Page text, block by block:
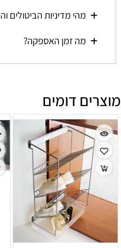
מהי מדיניות הביטולים
מה זמן האספקה?
מוצרים דומים